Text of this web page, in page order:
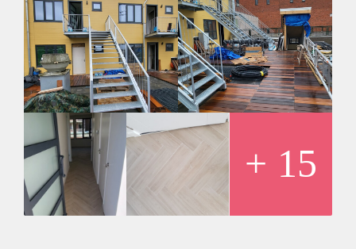
Het appartement bestaat uit een woonkamer, slaapkamer,
badkamer met inloop douche en toilet, wasmachine ruimte en
open keuken met apparatuur.
Het is gebouwd met de laatste technieken dus met warmte
pomp ,zonnepanelen 8 stuks per woning en de allerhoogste
isolatie.
Voor de ingang licht een groot terras met gemeenschappelijk
gebruik.
Super geschikt voor 1 persoon of startende stellen.
Exclusief € 5,00 service kosten en € 7,00 stoffering.
Exclusief gebruikerslasten.
+ 15